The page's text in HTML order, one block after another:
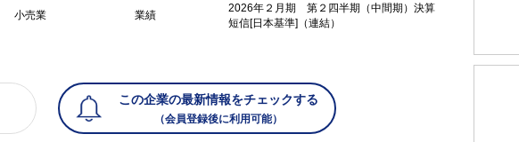
小売業 業績
2026年２月期 第２四半期（中間期）決算
短信[日本基準]（連結）
この企業の最新情報をチェックする
（会員登録後に利用可能）